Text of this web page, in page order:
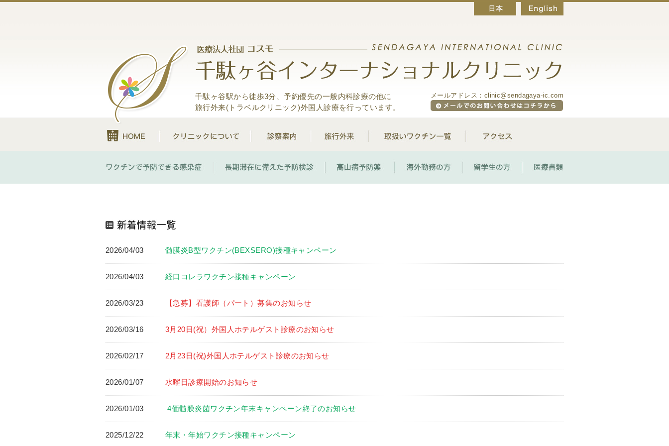
千駄ヶ谷駅から徒歩3分、予約優先の一般内科診療の他に
旅行外来(トラベルクリニック)外国人診療を行っています。
メールアドレス：clinic@sendagaya-ic.com
2026/04/03 髄膜炎B型ワクチン(BEXSERO)接種キャンペーン
2026/04/03 経口コレラワクチン接種キャンペーン
2026/03/23 【急募】看護師（パート）募集のお知らせ
2026/03/16 3月20日(祝）外国人ホテルゲスト診療のお知らせ
2026/02/17 2月23日(祝)外国人ホテルゲスト診療のお知らせ
2026/01/07 水曜日診療開始のお知らせ
2026/01/03 4価髄膜炎菌ワクチン年末キャンペーン終了のお知らせ
2025/12/22 年末・年始ワクチン接種キャンペーン